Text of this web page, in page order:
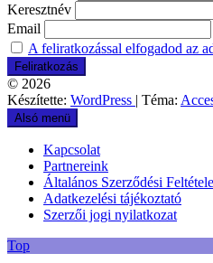
Keresztnév
Email
A feliratkozással elfogadod az
© 2026
Készítette: WordPress | Téma:
Alsó menü
Kapcsolat
Partnereink
Általános Szerződési
Adatkezelési tájékoztató
Szerzői jogi nyilatkozat
Top